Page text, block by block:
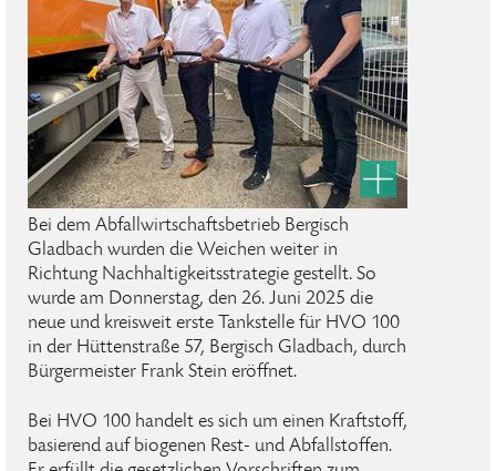
Bei dem Abfallwirtschaftsbetrieb Bergisch
Gladbach wurden die Weichen weiter in
Richtung Nachhaltigkeitsstrategie gestellt. So
wurde am Donnerstag, den 26. Juni 2025 die
neue und kreisweit erste Tankstelle für HVO 100
in der Hüttenstraße 57, Bergisch Gladbach, durch
Bürgermeister Frank Stein eröffnet.
Bei HVO 100 handelt es sich um einen Kraftstoff,
basierend auf biogenen Rest- und Abfallstoffen.